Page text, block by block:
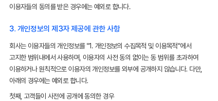
이용자들의 동의를 받은 경우에는 예외로 합니다.
3. 개인정보의 제3자 제공에 관한 사항
회사는 이용자들의 개인정보를 "1. 개인정보의 수집목적 및 이용목적"에서
고지한 범위내에서 사용하며, 이용자의 사전 동의 없이는 동 범위를 초과하여
이용하거나 원칙적으로 이용자의 개인정보를 외부에 공개하지 않습니다. 다만,
아래의 경우에는 예외로 합니다.
첫째, 고객들이 사전에 공개에 동의한 경우